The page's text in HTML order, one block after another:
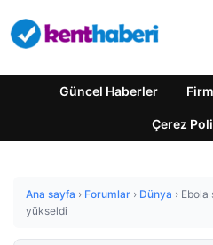
Güncel Haberler
Çerez
Ana sayfa › Forumlar › Dünya › Ebola
yükseldi